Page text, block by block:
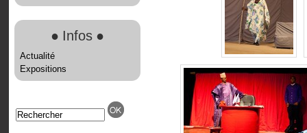
● Infos ●
Actualité
Expositions